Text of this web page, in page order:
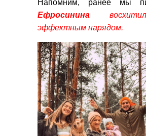
Напомним, ранее мы
Ефросинина
эффектным нарядом.